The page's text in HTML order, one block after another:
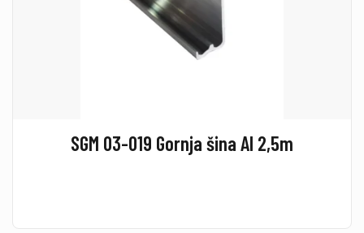
SGM 03-019 Gornja šina Al 2,5m